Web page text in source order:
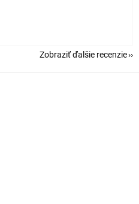
Zobraziť ďalšie recenzie